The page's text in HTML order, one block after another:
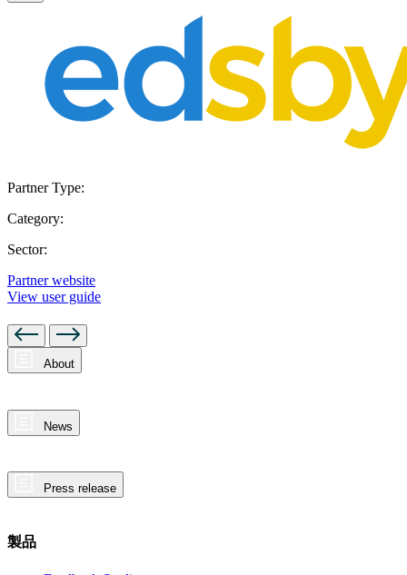
Partner Type:
Category:
Sector:
Partner website
View user guide
About
News
Press release
製品